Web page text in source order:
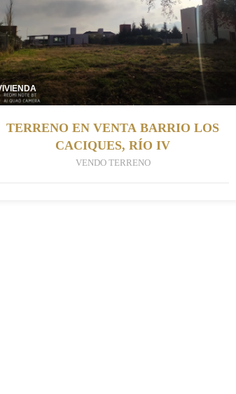
TERRENO EN VENTA BARRIO LOS
CACIQUES, RÍO IV
VENDO TERRENO